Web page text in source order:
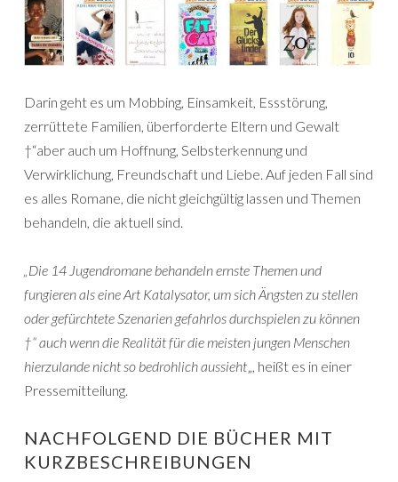
Darin geht es um Mobbing, Einsamkeit, Essstörung,
zerrüttete Familien, überforderte Eltern und Gewalt
†“aber auch um Hoffnung, Selbsterkennung und
Verwirklichung, Freundschaft und Liebe. Auf jeden Fall sind
es alles Romane, die nicht gleichgültig lassen und Themen
behandeln, die aktuell sind.
„Die 14 Jugendromane behandeln ernste Themen und
fungieren als eine Art Katalysator, um sich Ängsten zu stellen
oder gefürchtete Szenarien gefahrlos durchspielen zu können
†“ auch wenn die Realität für die meisten jungen Menschen
hierzulande nicht so bedrohlich aussieht„, heißt es in einer
Pressemitteilung.
NACHFOLGEND DIE BÜCHER MIT
KURZBESCHREIBUNGEN